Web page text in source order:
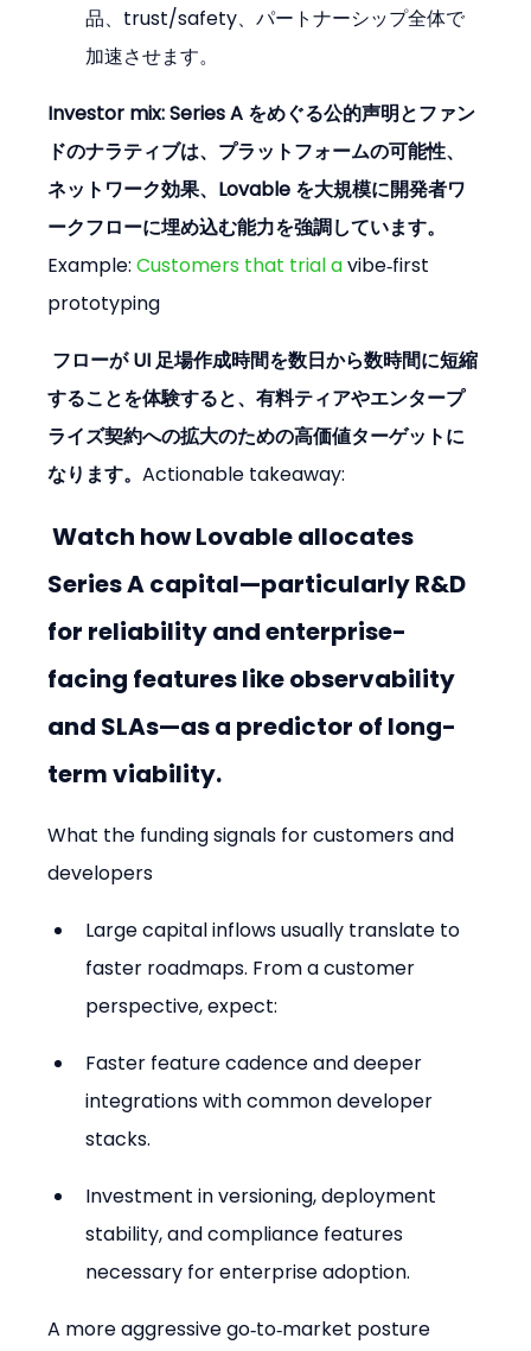
品、trust/safety、パートナーシップ全体で
加速させます。
Investor mix: Series A をめぐる公的声明とファン
ドのナラティブは、プラットフォームの可能性、
ネットワーク効果、Lovable を大規模に開発者ワ
ークフローに埋め込む能力を強調しています。
Example: Customers that trial a vibe‑first
prototyping
することを体験すると、有料ティアやエンタープ
ライズ契約への拡大のための高価値ターゲットに
なります。Actionable takeaway:
Watch how Lovable allocates
Series A capital—particularly R&D
for reliability and enterprise-
facing features like observability
and SLAs—as a predictor of long-
term viability.
What the funding signals for customers and
developers
Large capital inflows usually translate to
faster roadmaps. From a customer
perspective, expect:
Faster feature cadence and deeper
integrations with common developer
stacks.
Investment in versioning, deployment
stability, and compliance features
necessary for enterprise adoption.
A more aggressive go‑to‑market posture